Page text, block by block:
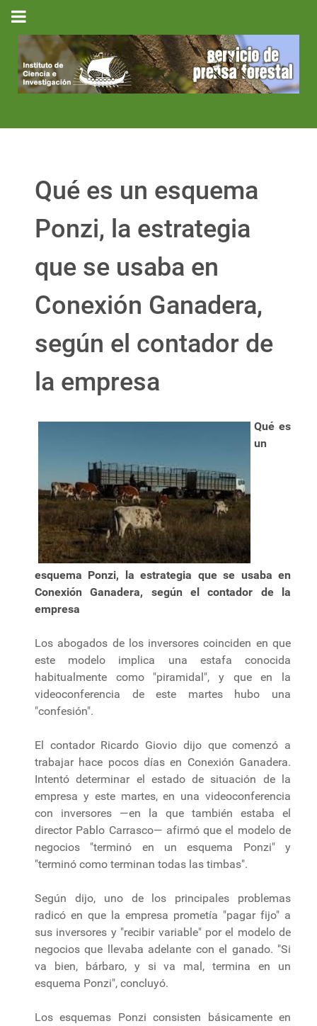
Qué es un esquema
Ponzi, la estrategia
que se usaba en
Conexión Ganadera,
según el contador de
la empresa
Qué es
un
esquema Ponzi, la estrategia que se usaba en
Conexión Ganadera, según el contador de la
empresa
Los abogados de los inversores coinciden en que
este modelo implica una estafa conocida
habitualmente como "piramidal", y que en la
videoconferencia de este martes hubo una
"confesión".
El contador Ricardo Giovio dijo que comenzó a
trabajar hace pocos días en Conexión Ganadera.
Intentó determinar el estado de situación de la
empresa y este martes, en una videoconferencia
con inversores —en la que también estaba el
director Pablo Carrasco— afirmó que el modelo de
negocios "terminó en un esquema Ponzi" y
"terminó como terminan todas las timbas".
Según dijo, uno de los principales problemas
radicó en que la empresa prometía "pagar fijo" a
sus inversores y "recibir variable" por el modelo de
negocios que llevaba adelante con el ganado. "Si
va bien, bárbaro, y si va mal, termina en un
esquema Ponzi", concluyó.
Los esquemas Ponzi consisten básicamente en